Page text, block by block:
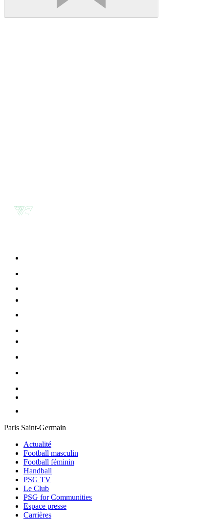
Paris Saint-Germain
Actualité
Football masculin
Football féminin
Handball
PSG TV
Le Club
PSG for Communities
Espace presse
Carrières